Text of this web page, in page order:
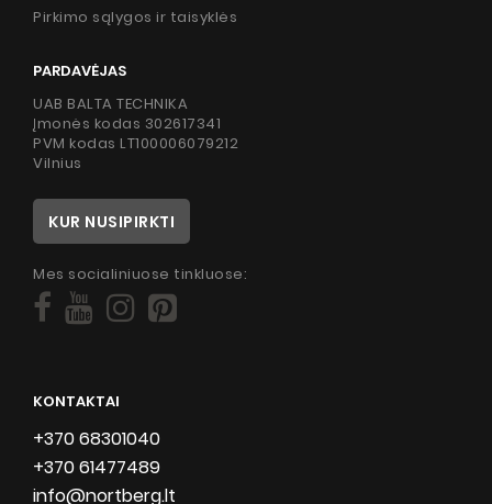
Pirkimo sąlygos ir taisyklės
PARDAVĖJAS
UAB BALTA TECHNIKA
Įmonės kodas 302617341
PVM kodas LT100006079212
Vilnius
KUR NUSIPIRKTI
Mes socialiniuose tinkluose:
KONTAKTAI
+370 68301040
+370 61477489
info@nortberg.lt